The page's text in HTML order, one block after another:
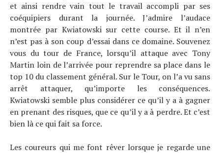
et ainsi rendre vain tout le travail accompli par ses
coéquipiers durant la journée. J’admire l’audace
montrée par Kwiatowski sur cette course. Et il n’en
n’est pas à son coup d’essai dans ce domaine. Souvenez
vous du tour de France, lorsqu’il attaque avec Tony
Martin loin de l’arrivée pour reprendre sa place dans le
top 10 du classement général. Sur le Tour, on l’a vu sans
arrêt attaquer, qu’importe les conséquences.
Kwiatowski semble plus considérer ce qu’il y a à gagner
en prenant des risques, que ce qu’il y a à perdre. Et c’est
bien là ce qui fait sa force.
Les coureurs qui me font rêver lorsque je regarde une